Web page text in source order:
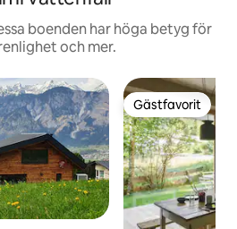
boenden har höga betyg för
och mer.
Gästfavorit
Gästfavorit